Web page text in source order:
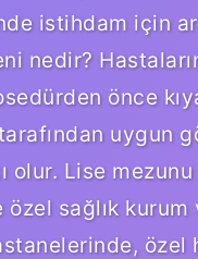
istihdam için
nedir?
önce
uygun
olur. Lise
özel sağlık
özel